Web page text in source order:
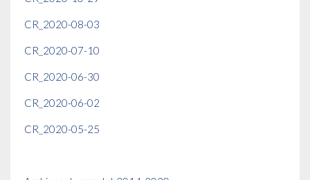
CR_2020-08-03
CR_2020-07-10
CR_2020-06-30
CR_2020-06-02
CR_2020-05-25